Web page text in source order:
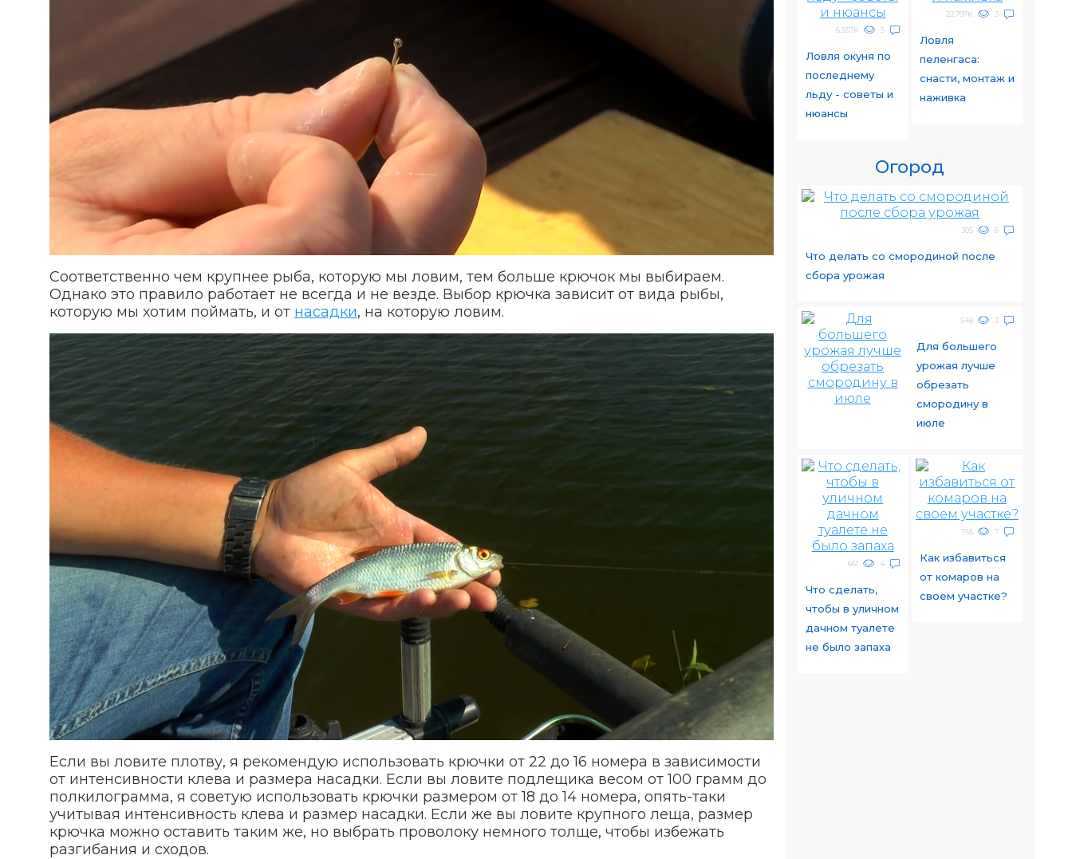
Соответственно чем крупнее рыба, которую мы ловим, тем больше крючок мы выбираем.
Однако это правило работает не всегда и не везде. Выбор крючка зависит от вида рыбы,
которую мы хотим поймать, и от насадки, на которую ловим.
Если вы ловите плотву, я рекомендую использовать крючки от 22 до 16 номера в зависимости
от интенсивности клева и размера насадки. Если вы ловите подлещика весом от 100 грамм до
полкилограмма, я советую использовать крючки размером от 18 до 14 номера, опять-таки
учитывая интенсивность клева и размер насадки. Если же вы ловите крупного леща, размер
крючка можно оставить таким же, но выбрать проволоку немного толще, чтобы избежать
разгибания и сходов.
6.557K 5
Ловля окуня по
последнему
льду - советы и
нюансы
22.797K 3
Ловля
пеленгаса:
снасти, монтаж и
наживка
Огород
305 6
Что делать со смородиной после
сбора урожая
548 3
Для большего
урожая лучше
обрезать
смородину в
июле
661 4
Что сделать,
чтобы в уличном
дачном туалете
не было запаха
755 7
Как избавиться
от комаров на
своем участке?